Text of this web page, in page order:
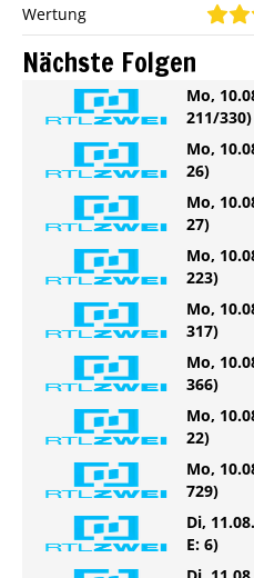
Wertung
Nächste Folgen
Mo,
211/330)
Mo,
26)
Mo,
27)
Mo,
223)
Mo,
317)
Mo,
366)
Mo,
22)
Mo,
729)
Di,
E: 6)